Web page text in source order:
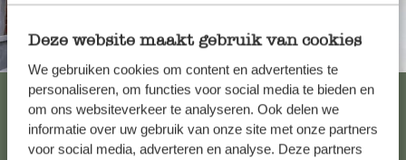
Deze website maakt gebruik van cookies
We gebruiken cookies om content en advertenties te
personaliseren, om functies voor social media te bieden en
om ons websiteverkeer te analyseren. Ook delen we
informatie over uw gebruik van onze site met onze partners
voor social media, adverteren en analyse. Deze partners
Immer in der Nähe
Alle 62 Geschäfte anzeigen